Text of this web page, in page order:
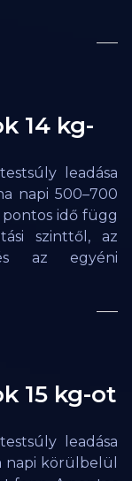
14 kg-
leadása
napi 500–700
idő függ
szinttől, az
az egyéni
15 kg-ot
leadása
napi körülbelül